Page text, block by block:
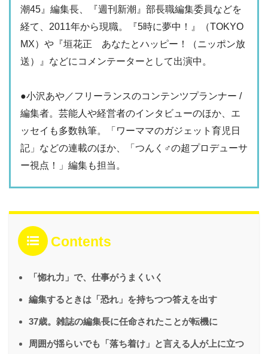
潮45』編集長、『週刊新潮』部長職編集委員などを
経て、2011年から現職。『5時に夢中！』（TOKYO
MX）や『垣花正 あなたとハッピー！（ニッポン放
送）』などにコメンテーターとして出演中。
●小沢あや／フリーランスのコンテンツプランナー /
編集者。芸能人や経営者のインタビューのほか、エ
ッセイも多数執筆。「ワーママのガジェット育児日
記」などの連載のほか、「つんく♂の超プロデューサ
ー視点！」編集も担当。
Contents
「惚れ力」で、仕事がうまくいく
編集するときは「恐れ」を持ちつつ答えを出す
37歳。雑誌の編集長に任命されたことが転機に
周囲が揺らいでも「落ち着け」と言える人が上に立つ